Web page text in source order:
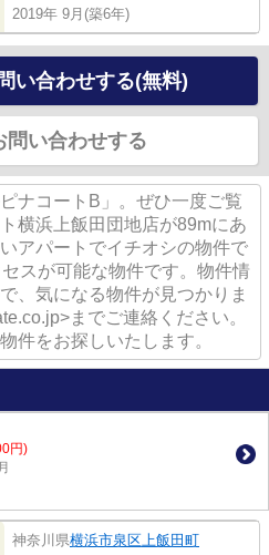
2019年 9月(築6年)
い合わせする(無料)
問い合わせする
ナコートB」。ぜひ一度ご覧
横浜上飯田団地店が89mにあ
アパートでイチオシの物件で
スが可能な物件です。物件情
、気になる物件が見つかりま
までご連絡ください。
件をお探しいたします。
円)
神奈川県横浜市泉区上飯田町